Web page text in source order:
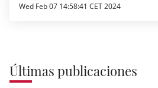
Wed Feb 07 14:58:41 CET 2024
Últimas publicaciones